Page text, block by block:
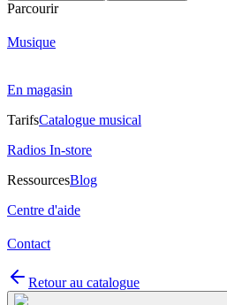
Parcourir
Musique
En magasin
TarifsCatalogue musical
Radios In-store
RessourcesBlog
Centre d'aide
Contact
Retour au catalogue